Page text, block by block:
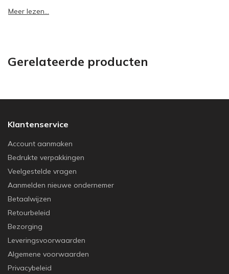
Meer lezen...
Gerelateerde producten
Klantenservice
Account aanmaken
Bedrukte verpakkingen
Veelgestelde vragen
Aanmelden nieuwe ondernemer
Betaalwijzen
Retourbeleid
Bezorging
Leveringsvoorwaarden
Algemene voorwaarden
Privacybeleid